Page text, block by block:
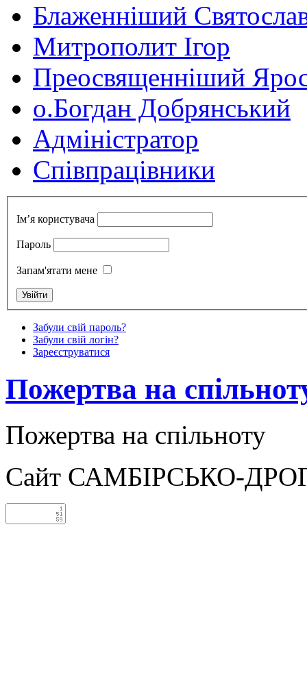
Блаженніший
Митрополит Ігор
Преосвященніший
о.Богдан Добрянський
Адміністратор
Cпівпрацівники
Ім’я користувача
Пароль
Запам'ятати мене
Забули свій пароль?
Забули свій логін?
Зареєструватися
Пожертва на
Пожертва на спільноту
Сайт САМБІРСЬКО-